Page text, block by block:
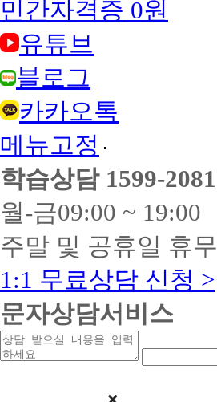
민간자격증 0원
유튜브
블로그
카카오톡
메뉴고정
학습상담 1599-2081
월-금09:00 ~ 19:00
주말 및 공휴일 휴무
1:1 무료상담 신청 >
문자상담서비스
상
담
락
처